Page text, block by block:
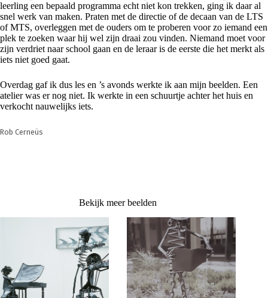
leerling een bepaald programma echt niet kon trekken, ging ik daar al
snel werk van maken. Praten met de directie of de decaan van de LTS
of MTS, overleggen met de ouders om te proberen voor zo iemand een
plek te zoeken waar hij wel zijn draai zou vinden. Niemand moet voor
zijn verdriet naar school gaan en de leraar is de eerste die het merkt als
iets niet goed gaat.
Overdag gaf ik dus les en ’s avonds werkte ik aan mijn beelden. Een
atelier was er nog niet. Ik werkte in een schuurtje achter het huis en
verkocht nauwelijks iets.
Rob Cerneüs
Bekijk meer beelden